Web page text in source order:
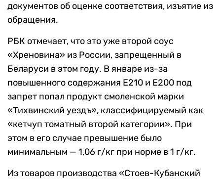
документов об оценке соответствия, изъятие из
обращения.
РБК отмечает, что это уже второй соус
«Хреновина» из России, запрещенный в
Беларуси в этом году. В январе из-за
повышенного содержания Е210 и E200 под
запрет попал продукт смоленской марки
«Тихвинский уездъ», классифицируемый как
«кетчуп томатный второй категории». При
этом в его случае превышение было
минимальным — 1,06 г/кг при норме в 1 г/кг.
Из товаров производства «Стоев-Кубанский